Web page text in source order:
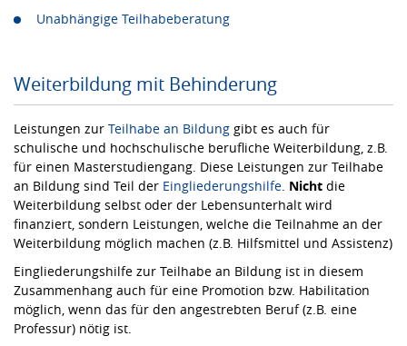
Unabhängige Teilhabeberatung
Weiterbildung mit Behinderung
Leistungen zur Teilhabe an Bildung gibt es auch für
schulische und hochschulische berufliche Weiterbildung, z.B.
für einen Masterstudiengang. Diese Leistungen zur Teilhabe
an Bildung sind Teil der Eingliederungshilfe Nicht die
Weiterbildung selbst oder der Lebensunterhalt wird
finanziert, sondern Leistungen, welche die Teilnahme an der
Weiterbildung möglich machen (z.B. Hilfsmittel und Assistenz)
Eingliederungshilfe zur Teilhabe an Bildung ist in diesem
Zusammenhang auch für eine Promotion bzw. Habilitation
möglich, wenn das für den angestrebten Beruf (z.B. eine
Professur) nötig ist.